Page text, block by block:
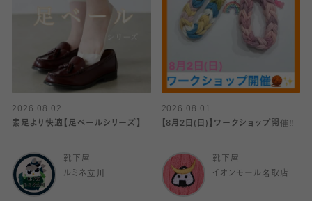
2026.08.02
素足より快適【足ベールシリーズ】
靴下屋
ルミネ立川
2026.08.01
【8月2日(日)】ワークショップ開催‼️
靴下屋
イオンモール名取店